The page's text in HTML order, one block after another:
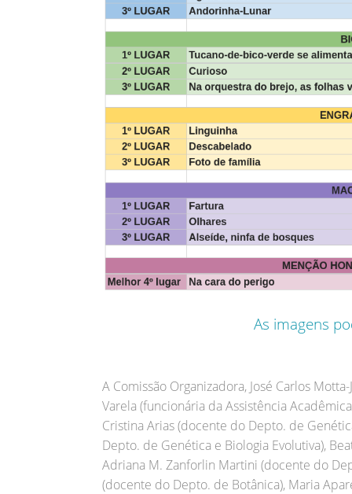
As imagens
A Comissão Organizadora, José Carlos
Varela (funcionária da Assistência
Cristina Arias (docente do Depto. de
Depto. de Genética e Biologia Evolutiva),
Adriana M. Zanforlin Martini (docente do
(docente do Depto. de Botânica), Maria